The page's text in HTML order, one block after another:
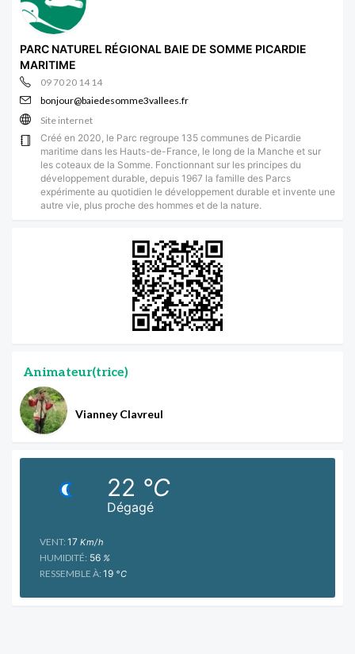
PARC NATUREL RÉGIONAL BAIE DE SOMME PICARDIE
MARITIME
09 70 20 14 14
bonjour@baiedesomme3vallees.fr
Site internet
Créé en 2020, le Parc regroupe 135 communes de Picardie
maritime dans les Hauts-de-France, le long de la Manche et sur
les coteaux de la Somme. Fonctionnant sur les principes du
développement durable, depuis 1967 la famille des Parcs
expérimente au quotidien le développement durable et invente une
autre vie, plus proche des hommes et de la nature.
Animateur(trice)
Vianney Clavreul
Dégagé
22 °C
VENT: 17 Km/h
HUMIDITÉ: 56 %
RESSEMBLE À: 19 °C